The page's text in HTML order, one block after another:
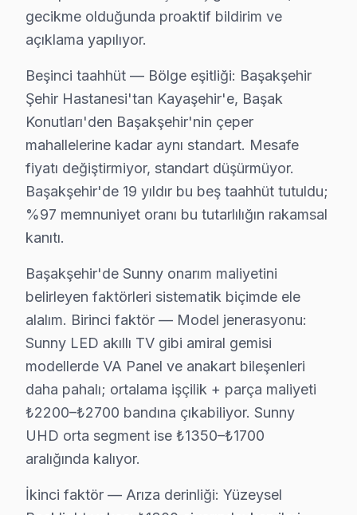
• Yüksek nem ortamlarında Başakşehir'de
• Başakşehir'de nem ve soğuk ortamlardan
• Başakşehir'de ekran temizliği için yalnızca kuru ya
Bu önerileri uygulayarak Başakşehir'da Sunny
Başakşehir Sunny TV Yerleştirme ve Bağlantı
Yeni bir Sunny televizyon aldıysanız, Başakşehir'da
Sunduğumuz kurulum seçenekleri:
• Başakşehir'de motorlu döner braket montajı ve
• Başakşehir'de Wi-Fi optimizasyonu ve yayın ayarları
• Başakşehir servisimizde oyun konsolu ve harici
• Başakşehir'de uzaktan kumanda programlama
Sunny TV'nizin ilk açılışından itibaren en iyi
Başakşehir'da Sunny TV İçin Orijinal Parça
Başakşehir'da Sunny TV tamirinde Başakşehir
Başakşehir parça stoğumuz:
• Başakşehir servisimizde LED bar ve backlight
gecikme olduğunda proaktif bildirim ve
açıklama yapılıyor.
Beşinci taahhüt — Bölge eşitliği: Başakşehir
Şehir Hastanesi'tan Kayaşehir'e, Başak
Konutları'den Başakşehir'nin çeper
mahallelerine kadar aynı standart. Mesafe
fiyatı değiştirmiyor, standart düşürmüyor.
Başakşehir'de 19 yıldır bu beş taahhüt tutuldu;
%97 memnuniyet oranı bu tutarlılığın rakamsal
kanıtı.
Başakşehir'de Sunny onarım maliyetini
belirleyen faktörleri sistematik biçimde ele
alalım. Birinci faktör — Model jenerasyonu:
Sunny LED akıllı TV gibi amiral gemisi
modellerde VA Panel ve anakart bileşenleri
daha pahalı; ortalama işçilik + parça maliyeti
₺2200–₺2700 bandına çıkabiliyor. Sunny
UHD orta segment ise ₺1350–₺1700
aralığında kalıyor.
İkinci faktör — Arıza derinliği: Yüzeysel